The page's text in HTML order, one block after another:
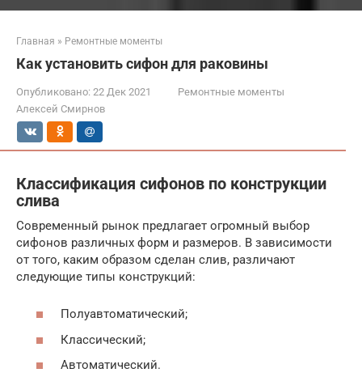
Главная » Ремонтные моменты
Как установить сифон для раковины
Опубликовано: 22 Дек 2021
Ремонтные моменты
Алексей Смирнов
Классификация сифонов по конструкции
слива
Современный рынок предлагает огромный выбор
сифонов различных форм и размеров. В зависимости
от того, каким образом сделан слив, различают
следующие типы конструкций:
Полуавтоматический;
Классический;
Автоматический.